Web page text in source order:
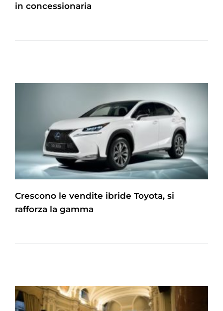
in concessionaria
Crescono le vendite ibride Toyota, si
rafforza la gamma